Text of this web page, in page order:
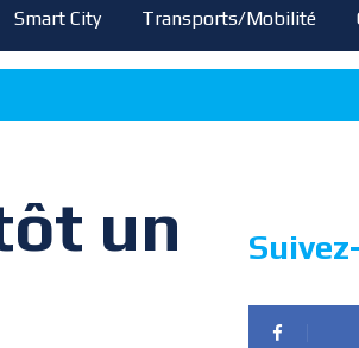
Smart City Transports/Mobilité
un